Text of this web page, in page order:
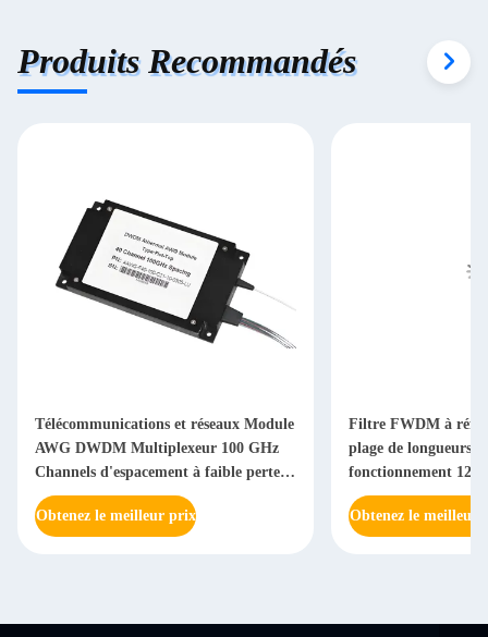
Produits Recommandés
Télécommunications et réseaux Module
AWG DWDM Multiplexeur 100 GHz
Channels d'espacement à faible perte
Isolation élevée
Obtenez le meilleur prix
Filtre FWDM à
plage de longueurs
fonctionnement
gestion de
une séparation
Obtenez le meilleur